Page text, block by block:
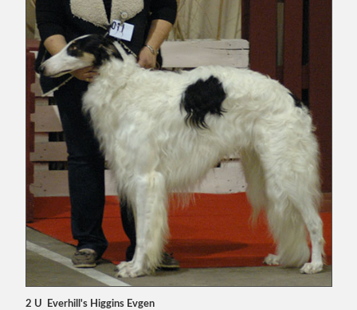
2 U Everhill's Higgins Evgen